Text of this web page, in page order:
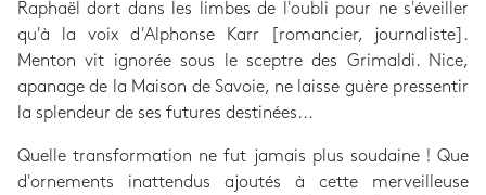
Raphaël dort dans les limbes de l'oubli pour ne s'éveiller
qu'à la voix d'Alphonse Karr [romancier, journaliste].
Menton vit ignorée sous le sceptre des Grimaldi. Nice,
apanage de la Maison de Savoie, ne laisse guère pressentir
la splendeur de ses futures destinées...
Quelle transformation ne fut jamais plus soudaine ! Que
d'ornements inattendus ajoutés à cette merveilleuse